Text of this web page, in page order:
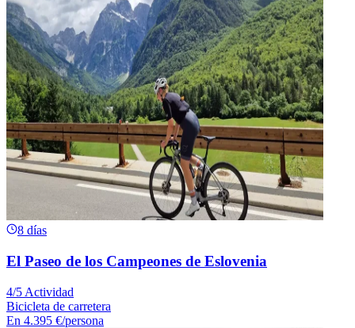
8 días
El Paseo de los Campeones de Eslovenia
4/5 Actividad
Bicicleta de carretera
En 4.395 €/persona